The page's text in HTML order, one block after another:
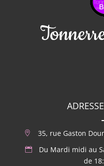
35, rue Gaston
Du Mardi midi au
de